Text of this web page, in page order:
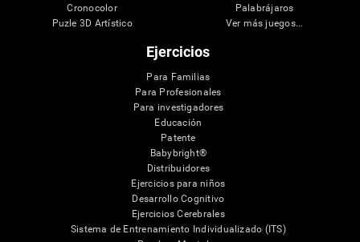
Cronocolor
Puzle 3D Artístico
Palabrájaros
Ver más juegos...
Ejercicios
Para Familias
Para Profesionales
Para investigadores
Educación
Patente
Babybright®
Distribuidores
Ejercicios para niños
Desarrollo Cognitivo
Ejercicios Cerebrales
Sistema de Entrenamiento Individualizado (ITS)